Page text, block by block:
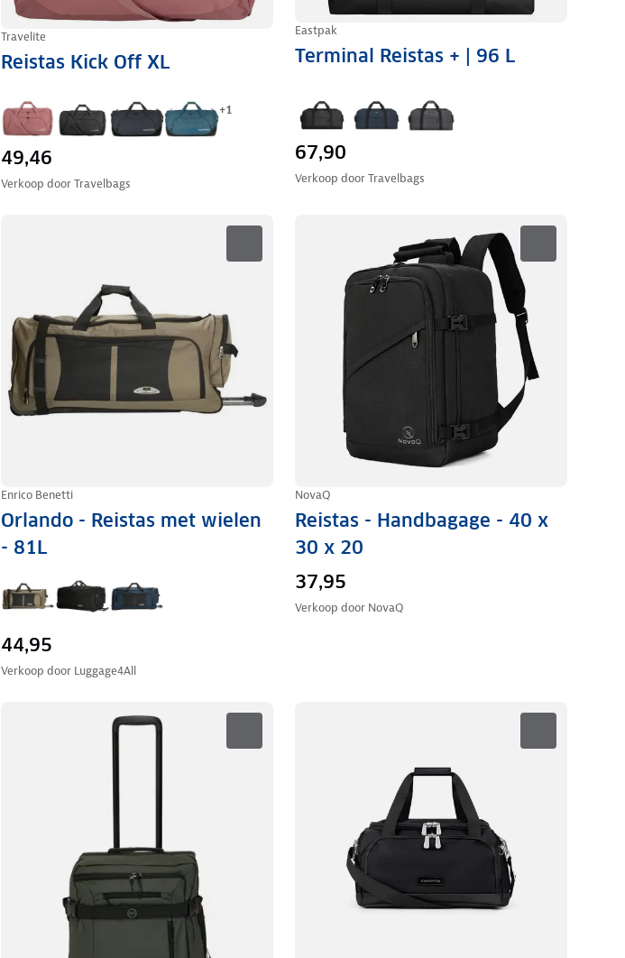
Travelite
Reistas Kick Off XL
+1
49,46
Verkoop doorTravelbags
Eastpak
Terminal Reistas + | 96 L
67,90
Verkoop doorTravelbags
Enrico Benetti
Orlando - Reistas met wielen
- 81L
44,95
Verkoop door Luggage4All
NovaQ
Reistas - Handbagage - 40 x
30 x 20
37,95
Verkoop door NovaQ